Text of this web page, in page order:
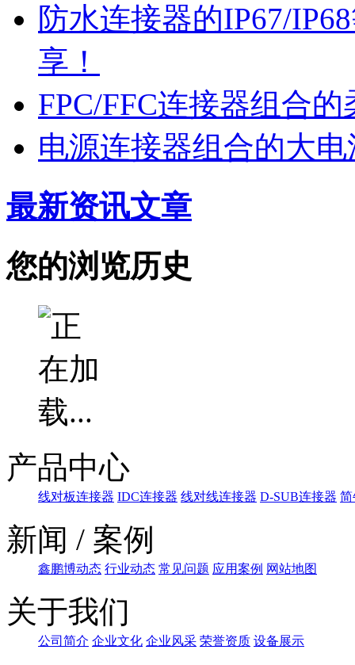
防水连接器的IP67/
享！
FPC/FFC连接器组合
电源连接器组合的大
最新资讯文章
您的浏览历史
产品中心
线对板连接器 IDC连接器 线对线连接器 D-SUB连接器 简
新闻 / 案例
鑫鹏博动态 行业动态 常见问题 应用案例 网站地图
关于我们
公司简介 企业文化 企业风采 荣誉资质 设备展示